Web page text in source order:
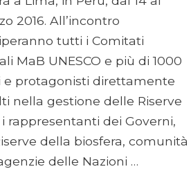
2016. All’incontro
tutti i Comitati
MaB UNESCO e più di 1000
e protagonisti direttamente
nella gestione delle Riserve
rappresentanti dei Governi,
della biosfera, comunità
delle Nazioni …